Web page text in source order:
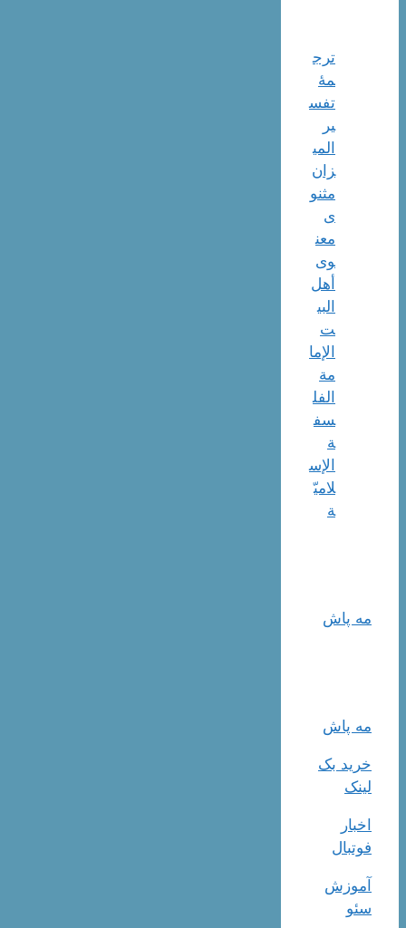
ترج
مۀ
تفس
یر
المی
زان
مثنو
ی
معن
وی
أهل
البي
ت
الإما
مة
الفل
سف
ة
الإس
لاميّ
ة
مه پاش
مه پاش
خرید بک
لینک
اخبار
فوتبال
آموزش
سئو